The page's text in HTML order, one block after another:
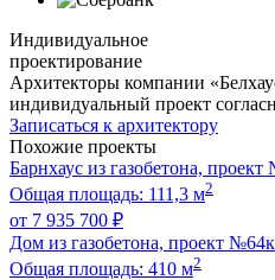
Индивидуальное
проектирование
Архитекторы компании
индивидуальный проект
Записаться к архитектору
Похожие проекты
Барнхаус из газобетона,
Общая площадь: 111,3 м2
от 7 935 700 ₽
Дом из газобетона, проект №64к
Общая площадь: 410 м2